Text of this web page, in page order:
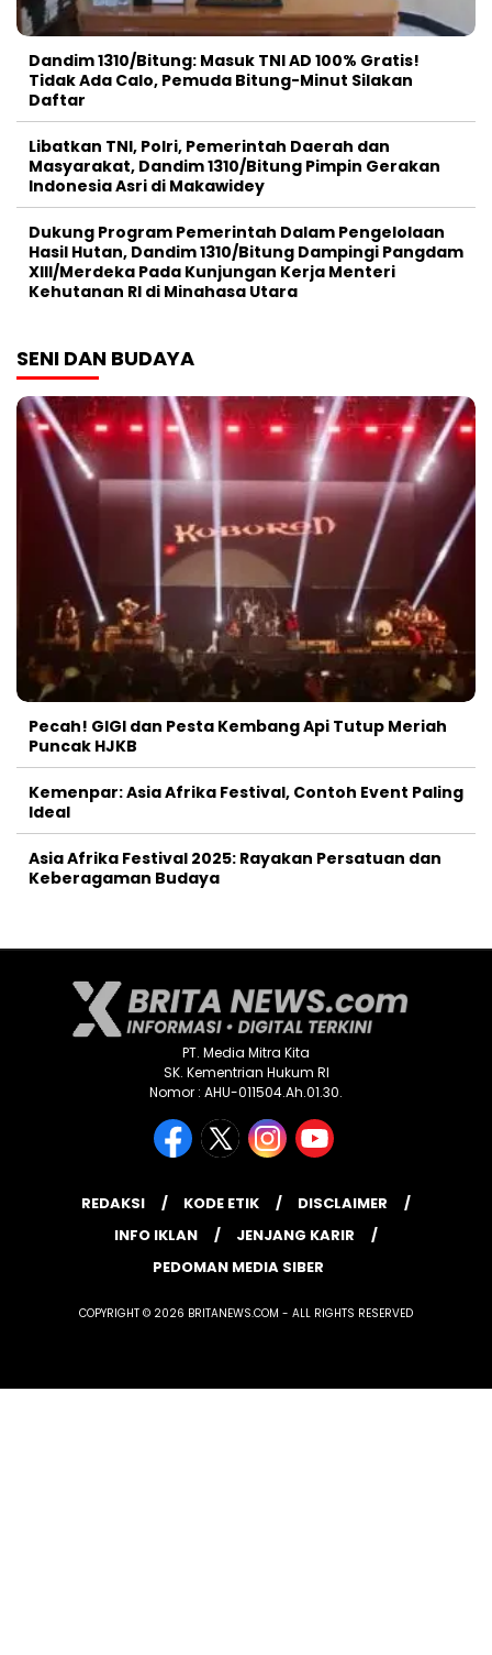
Dandim 1310/Bitung: Masuk TNI AD 100% Gratis!
Tidak Ada Calo, Pemuda Bitung-Minut Silakan
Daftar
Libatkan TNI, Polri, Pemerintah Daerah dan
Masyarakat, Dandim 1310/Bitung Pimpin Gerakan
Indonesia Asri di Makawidey
Dukung Program Pemerintah Dalam Pengelolaan
Hasil Hutan, Dandim 1310/Bitung Dampingi Pangdam
XIII/Merdeka Pada Kunjungan Kerja Menteri
Kehutanan RI di Minahasa Utara
SENI DAN BUDAYA
Pecah! GIGI dan Pesta Kembang Api Tutup Meriah
Puncak HJKB
Kemenpar: Asia Afrika Festival, Contoh Event Paling
Ideal
Asia Afrika Festival 2025: Rayakan Persatuan dan
Keberagaman Budaya
PT. Media Mitra Kita
SK. Kementrian Hukum RI
Nomor : AHU-011504.Ah.01.30.
REDAKSI KODE ETIK
DISCLAIMER
INFO IKLAN
JENJANG KARIR
PEDOMAN MEDIA SIBER
COPYRIGHT © 2026 BRITANEWS.COM - ALL RIGHTS RESERVED